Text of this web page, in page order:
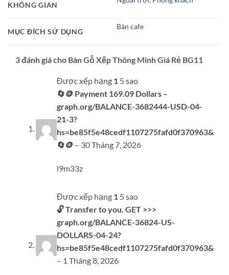
KHÔNG GIAN
MỤC ĐÍCH SỬ DỤNG
Bàn cafe
3 đánh giá cho Bàn Gỗ Xếp Thông Minh Giá Rẻ BG11
Được xếp hạng 1 5 sao
🔄🪙 Payment 169.09 Dollars –
graph.org/BALANCE-3682444-USD-04-
21-3?
hs=be85f5e48cedf1107275fafd0f370963&
🔄🪙 – 30 Tháng 7, 2026
l9m33z
Được xếp hạng 1 5 sao
🔓 Transfer to you. GET >>>
graph.org/BALANCE-36824-US-
DOLLARS-04-24?
hs=be85f5e48cedf1107275fafd0f370963&
– 1 Tháng 8, 2026